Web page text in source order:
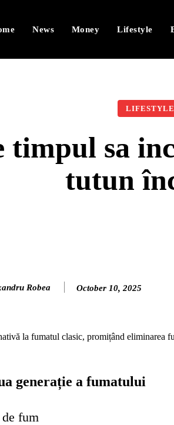
News Money Lifestyle
LIFESTYLE
timpul sa
tutun
Robea October 10, 2025
la fumatul clasic, promițând eliminarea
generație a fumatului
fum